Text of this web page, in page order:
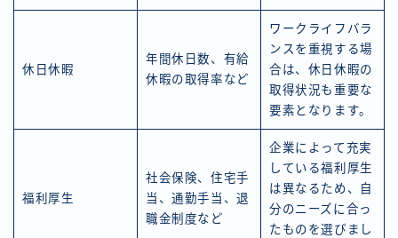
休日休暇
年間休日数、有給
休暇の取得率など
ワークライフバラ
ンスを重視する場
合は、休日休暇の
取得状況も重要な
要素となります。
福利厚生
社会保険、住宅手
当、通勤手当、退
職金制度など
企業によって充実
している福利厚生
は異なるため、自
分のニーズに合っ
たものを選びまし